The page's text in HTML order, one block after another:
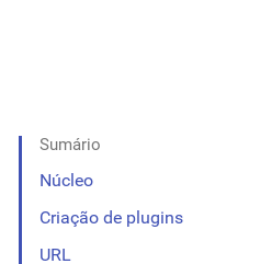
Sumário
Núcleo
Criação de plugins
URL